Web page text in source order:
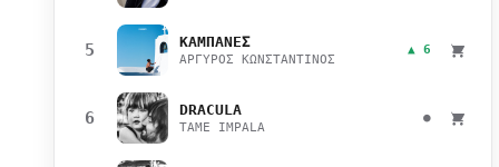
5 ΚΑΜΠΑΝΕΣ
ΑΡΓΥΡΟΣ ΚΩΝΣΤΑΝΤΙΝΟΣ
▲ 6
6 DRACULA
TAME IMPALA
●